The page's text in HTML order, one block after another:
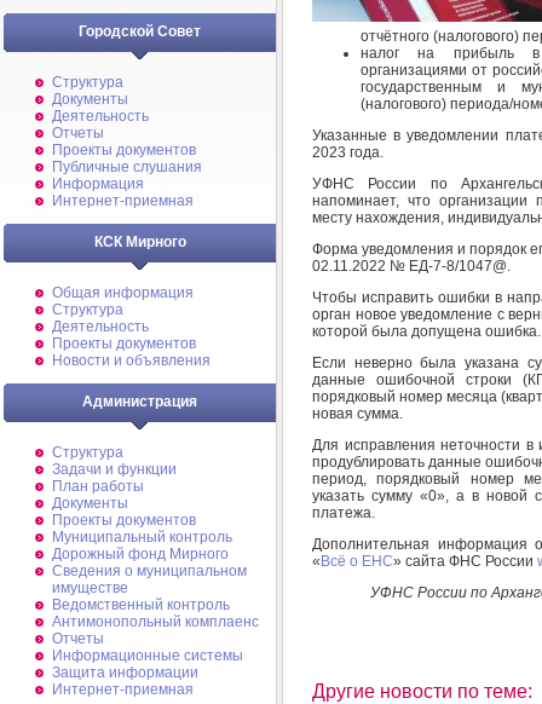
Городской Совет
Структура
Документы
Деятельность
Отчеты
Проекты документов
Публичные слушания
Информация
Интернет-приемная
КСК Мирного
Общая информация
Структура
Деятельность
Проекты документов
Новости и объявления
Администрация
Структура
Задачи и функции
План работы
Документы
Проекты документов
Муниципальный контроль
Дорожный фонд Мирного
Cведения о муниципальном
имуществе
Ведомственный контроль
Антимонопольный комплаенс
Отчеты
Информационные системы
Защита информации
Интернет-приемная
отчётного (налогового)
налог на прибыль в
организациями от
государственным и
(налогового) периода/
Указанные в уведомлении
2023 года.
УФНС России по
напоминает, что организации
месту нахождения,
Форма уведомления и порядок
02.11.2022 № ЕД-7-8/1047@.
Чтобы исправить ошибки в
орган новое уведомление с
которой была допущена ошибка.
Если неверно была указана
данные ошибочной строки
порядковый номер месяца
новая сумма.
Для исправления неточности
продублировать данные
период, порядковый номер
указать сумму «0», а в новой
платежа.
Дополнительная информация
«Всё о ЕНС» сайта ФНС России
УФНС России по
Другие новости по теме: